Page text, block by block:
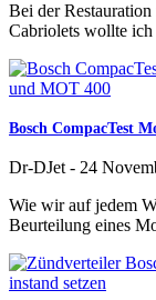
Bei der
Cabriolets wollte ich
Bosch CompacTest
Dr-DJet- 24
Wie wir auf jedem
Beurteilung eines